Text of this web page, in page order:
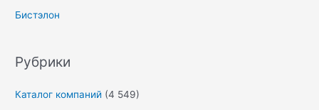
Бистэлон
Рубрики
Каталог компаний (4 549)